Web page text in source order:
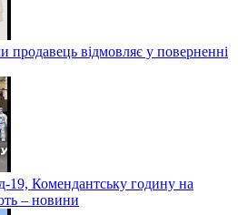
відмовляє у поверненні
19, Комендантську годину на
– новини